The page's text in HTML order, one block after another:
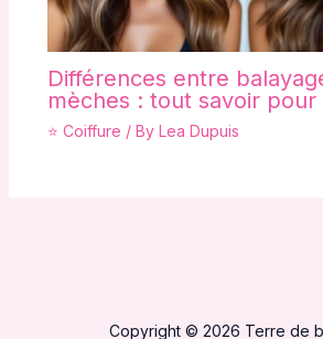
Différences entre
mèches : tout savoir pour
⭐ Coiffure / By Lea Dupuis
Copyright © 2026 Terre de